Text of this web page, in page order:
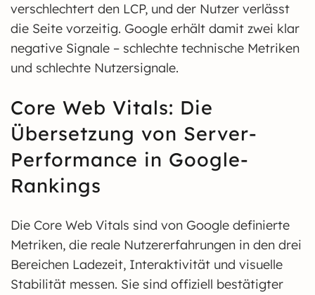
verschlechtert den LCP, und der Nutzer verlässt
die Seite vorzeitig. Google erhält damit zwei klar
negative Signale – schlechte technische Metriken
und schlechte Nutzersignale.
Core Web Vitals: Die
Übersetzung von Server-
Performance in Google-
Rankings
Die Core Web Vitals sind von Google definierte
Metriken, die reale Nutzererfahrungen in den drei
Bereichen Ladezeit, Interaktivität und visuelle
Stabilität messen. Sie sind offiziell bestätigter